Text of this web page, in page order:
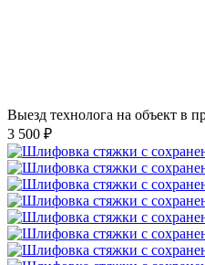
Выезд технолога на объект в
3 500 ₽